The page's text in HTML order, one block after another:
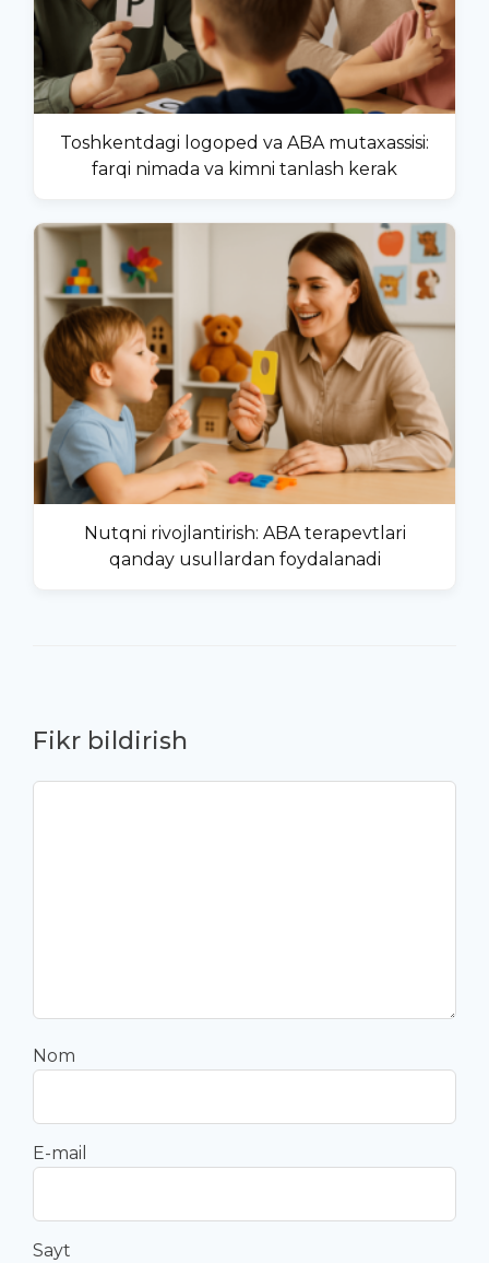
Toshkentdagi logoped va ABA mutaxassisi:
farqi nimada va kimni tanlash kerak
Nutqni rivojlantirish: ABA terapevtlari
qanday usullardan foydalanadi
Fikr bildirish
Nom
E-mail
Sayt